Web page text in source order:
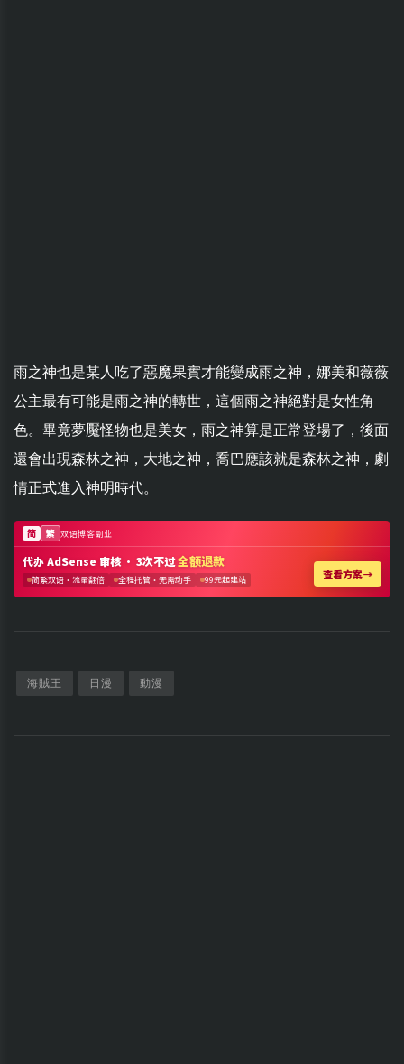
雨之神也是某人吃了惡魔果實才能變成雨之神，娜美和薇薇
公主最有可能是雨之神的轉世，這個雨之神絕對是女性角
色。畢竟夢魘怪物也是美女，雨之神算是正常登場了，後面
還會出現森林之神，大地之神，喬巴應該就是森林之神，劇
情正式進入神明時代。
海賊王 日漫 動漫